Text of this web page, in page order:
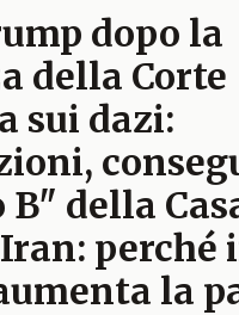
dopo la
della Corte
sui dazi:
B" della
perché
la